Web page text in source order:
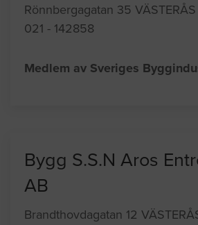
Rönnbergagatan 35 VÄSTERÅS
021 - 142858
Medlem av Sveriges
Bygg S.S.N Aros
AB
Brandthovdagatan 12